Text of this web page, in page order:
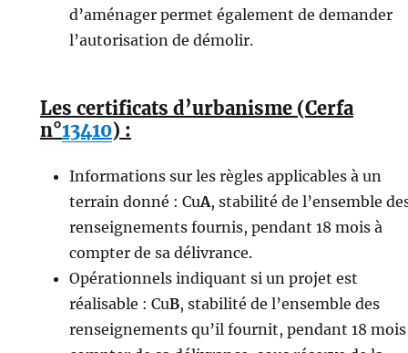
d’aménager permet également de demander
l’autorisation de démolir.
Les certificats d’urbanisme (Cerfa
n°13410) :
Informations sur les règles applicables à un
terrain donné : CuA, stabilité de l’ensemble
renseignements fournis, pendant 18 mois à
compter de sa délivrance.
Opérationnels indiquant si un projet est
réalisable : CuB, stabilité de l’ensemble des
renseignements qu’il fournit, pendant 18 mois